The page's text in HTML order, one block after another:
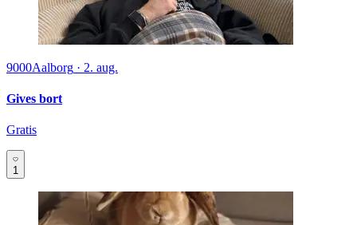
9000Aalborg · 2. aug.
Gives bort
Gratis
1